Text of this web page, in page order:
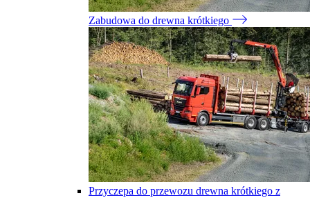
Zabudowa do drewna krótkiego
Przyczepa do przewozu drewna krótkiego z